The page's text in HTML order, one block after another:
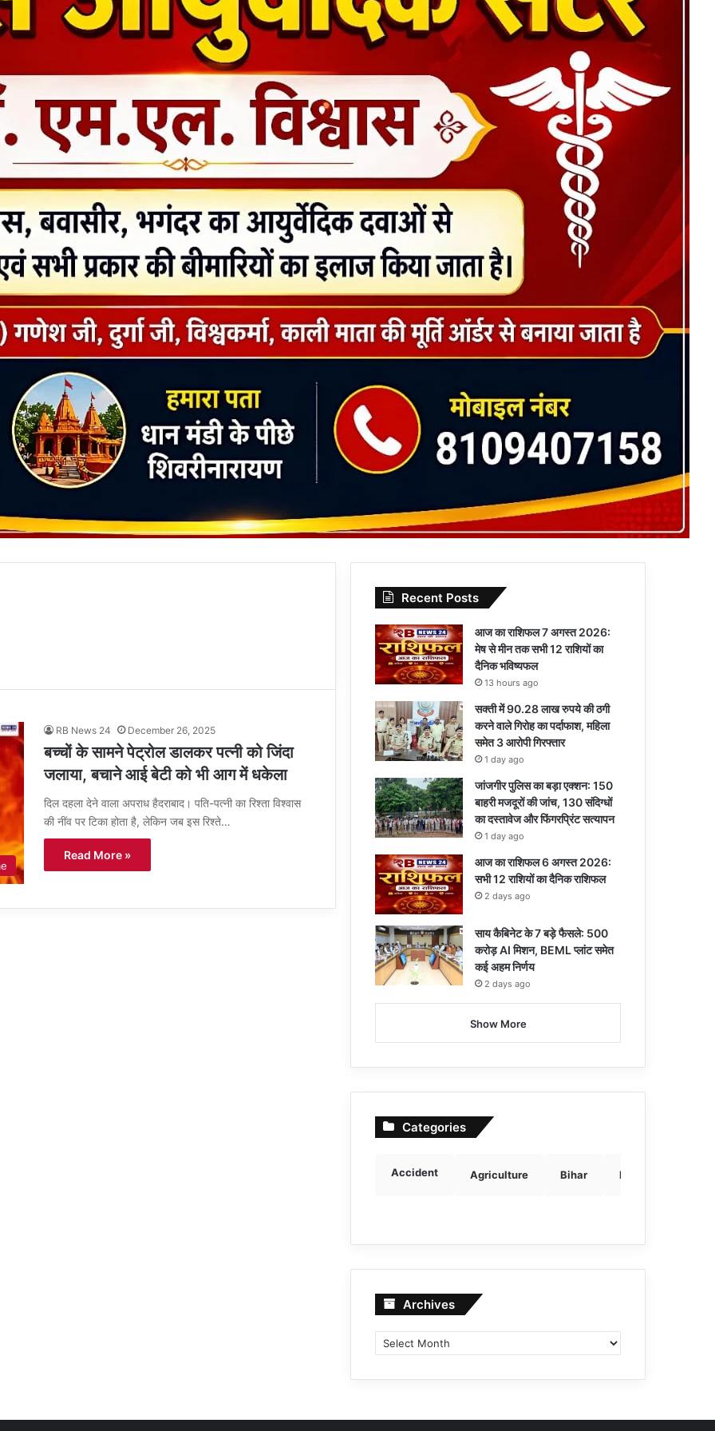
RB News 24 December 26, 2025
बच्चों के सामने पेट्रोल डालकर पत्नी को जिंदा
जलाया, बचाने आई बेटी को भी आग में धकेला
दिल दहला देने वाला अपराध हैदराबाद। पति-पत्नी का रिश्ता विश्वास
की नींव पर टिका होता है, लेकिन जब इस रिश्ते…
Read More »
Recent Posts
आज का राशिफल 7 अगस्त 2026:
मेष से मीन तक सभी 12 राशियों का
दैनिक भविष्यफल
13 hours ago
सक्ती में 90.28 लाख रुपये की ठगी
करने वाले गिरोह का पर्दाफाश, महिला
समेत 3 आरोपी गिरफ्तार
1 day ago
जांजगीर पुलिस का बड़ा एक्शन: 150
बाहरी मजदूरों की जांच, 130 संदिग्धों
का दस्तावेज और फिंगरप्रिंट सत्यापन
1 day ago
आज का राशिफल 6 अगस्त 2026:
सभी 12 राशियों का दैनिक राशिफल
2 days ago
साय कैबिनेट के 7 बड़े फैसले: 500
करोड़ AI मिशन, BEML प्लांट समेत
कई अहम निर्णय
2 days ago
Show More
Categories
Accident Agriculture Bihar Breaking news
Archives Archives